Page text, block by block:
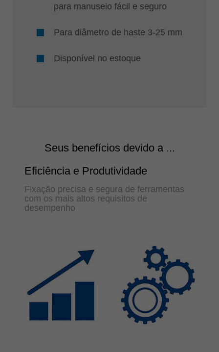
para manuseio fácil e seguro
Para diâmetro de haste 3-25 mm
Disponível no estoque
Seus benefícios devido a ...
Eficiência e Produtividade
Fixação precisa e segura de ferramentas
com os mais altos requisitos de
desempenho